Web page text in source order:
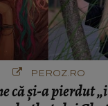
PEROZ.RO
că și-a pierdut